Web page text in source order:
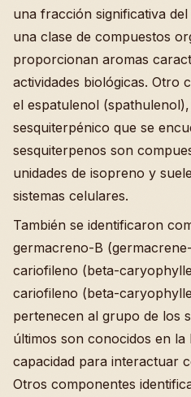
una fracción significativa
una clase de compuestos
proporcionan aromas
actividades biológicas. Otro
el espatulenol
sesquiterpénico que se
sesquiterpenos son
unidades de isopreno y
sistemas celulares.
También se identificaron
germacreno-B
cariofileno (beta-
cariofileno (beta-
pertenecen al grupo de los
últimos son conocidos en
capacidad para interactuar
Otros componentes